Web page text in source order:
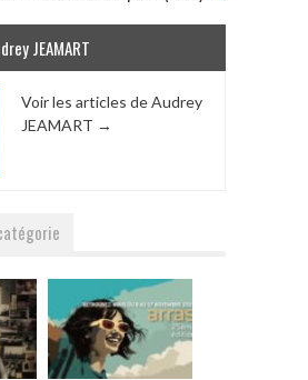
JEAMART
Voir les articles de Audrey
JEAMART →